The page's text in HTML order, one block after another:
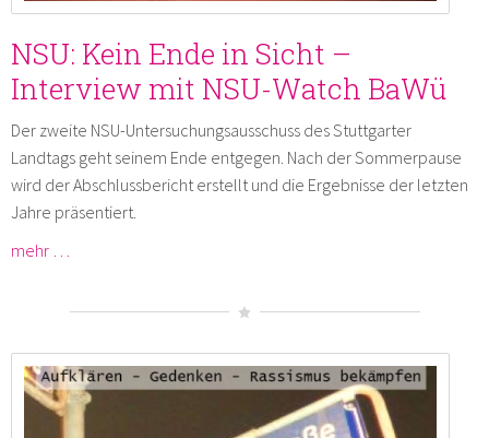
NSU: Kein Ende in Sicht –
Interview mit NSU-Watch BaWü
Der zweite NSU-Untersuchungsausschuss des Stuttgarter
Landtags geht seinem Ende entgegen. Nach der Sommerpause
wird der Abschlussbericht erstellt und die Ergebnisse der letzten
Jahre präsentiert.
mehr …